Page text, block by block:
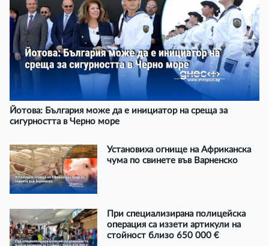
Йотова: България може да е инициатор на среща за
сигурността в Черно море
Установиха огнище на Африканска
чума по свинете във Варненско
При специализирана полицейска
операция са иззети артикули на
стойност близо 650 000 €